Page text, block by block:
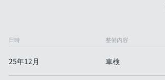
日時 整備内容
25年12月 車検